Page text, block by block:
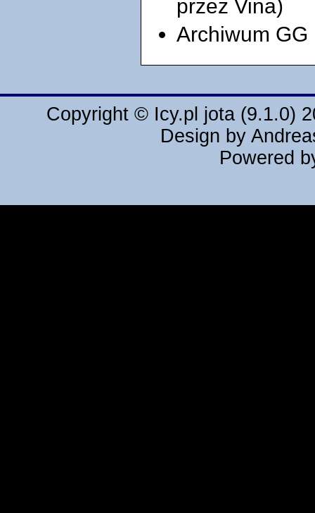
przez Vina)
Archiwum GG
Copyright © Icy.pl jota (9.1.0)
Design by
Powered